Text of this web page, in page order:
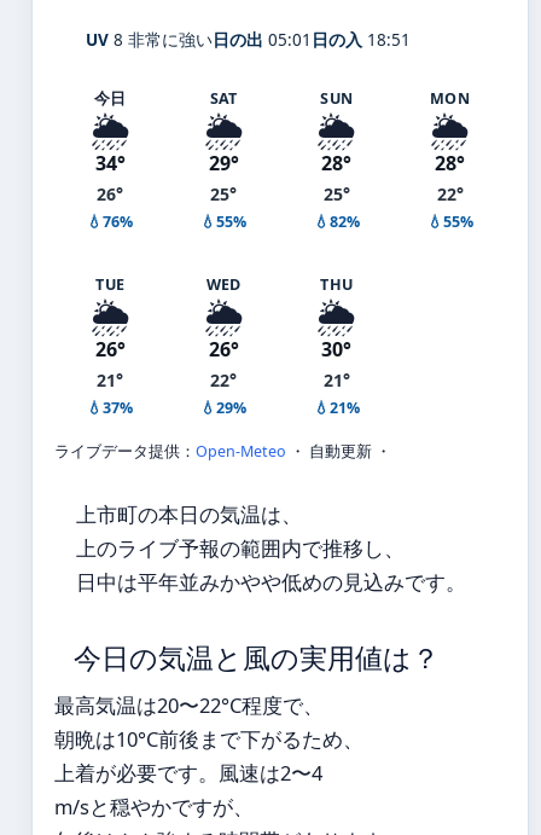
UV 8 非常に強い日の出 05:01 日の入 18:51
今日
🌦️
34°
26°
💧76%
SAT
🌦️
29°
25°
💧55%
SUN
🌦️
28°
25°
💧82%
MON
🌦️
28°
22°
💧55%
TUE
🌦️
26°
21°
💧37%
WED
🌦️
26°
22°
💧29%
THU
🌦️
30°
21°
💧21%
ライブデータ提供： Open-Meteo ・ 自動更新 ・
上市町の本日の気温は、
上のライブ予報の範囲内で推移し、
日中は平年並みかやや低めの見込みです。
今日の気温と風の実用値は？
最高気温は20〜22°C程度で、
朝晩は10°C前後まで下がるため、
上着が必要です。風速は2〜4
m/sと穏やかですが、